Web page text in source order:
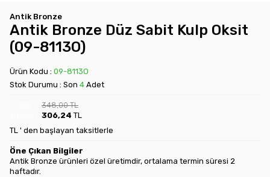
Antik Bronze
Antik Bronze Düz Sabit Kulp Oksit
(09-8113O)
Ürün Kodu : 09-8113O
Stok Durumu : Son 4 Adet
348,00TL
306,24 TL
TL ' den başlayan taksitlerle
Öne Çıkan Bilgiler
Antik Bronze ürünleri özel üretimdir, ortalama termin süresi 2
haftadır.